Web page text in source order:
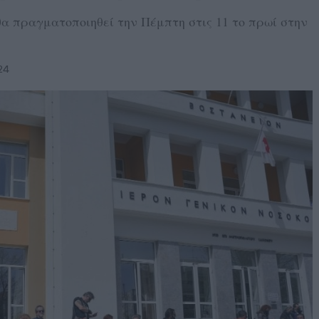
πραγματοποιηθεί την Πέμπτη στις 11 το πρωί στην